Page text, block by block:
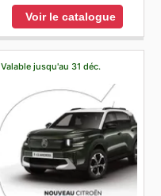
Voir le catalogue
Valable jusqu'au 31 déc.